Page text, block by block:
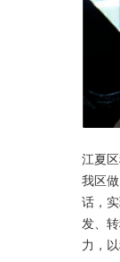
江夏
我区
话，
发、
力，